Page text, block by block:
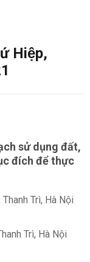
Hiệp,
sử dụng đất,
đích để thực
Trì, Hà Nội
Trì, Hà Nội